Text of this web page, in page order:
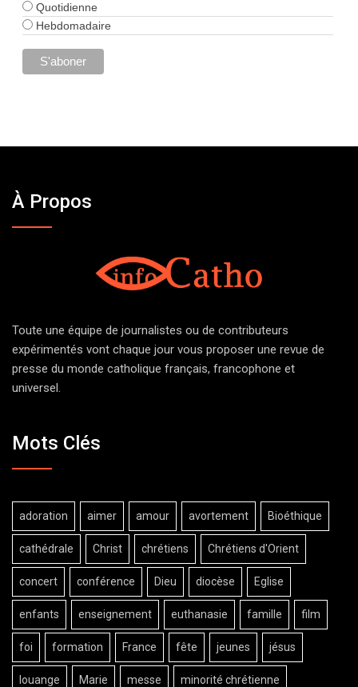
Quotidienne
Hebdomadaire
À Propos
Toute une équipe de journalistes ou de contributeurs
expérimentés vont chaque jour vous proposer une revue de
presse du monde catholique français, francophone et
universel.
Mots Clés
adoration aimer amour avortement Bioéthique
cathédrale Christ chrétiens Chrétiens d'Orient
concert conférence Dieu diocèse Eglise
enfants enseignement euthanasie famille film
foi formation France fête jeunes jésus
louange Marie messe minorité chrétienne